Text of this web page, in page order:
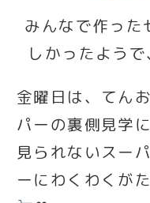
みんなで作った
しかったよう
金曜日は、てん
パーの裏側見学
見られないスー
ーにわくわくが